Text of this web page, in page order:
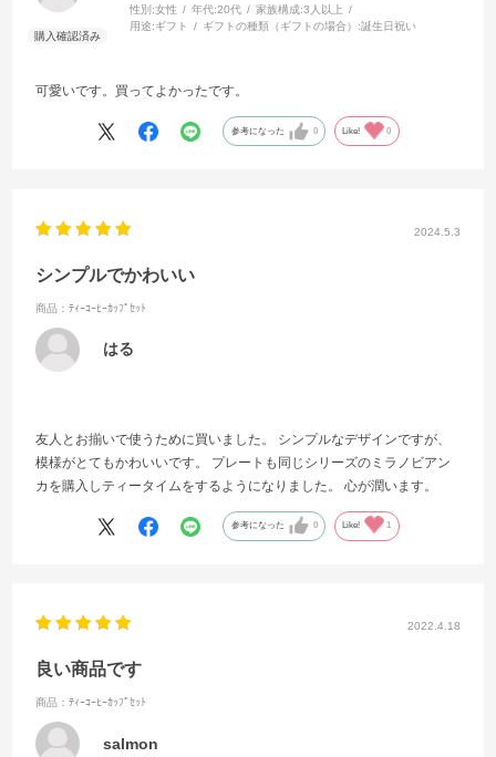
性別:女性 年代:20代 家族構成:3人以上
用途:ギフト ギフトの種類（ギフトの場合）:誕生日祝い
可愛いです。買ってよかったです。
参考になった 0 Like! 0
2024.5.3
シンプルでかわいい
商品：ﾃｨｰｺｰﾋｰｶｯﾌﾟｾｯﾄ
はる
友人とお揃いで使うために買いました。 シンプルなデザインですが、
模様がとてもかわいいです。 プレートも同じシリーズのミラノビアン
カを購入しティータイムをするようになりました。 心が潤います。
参考になった 0 Like! 1
2022.4.18
良い商品です
商品：ﾃｨｰｺｰﾋｰｶｯﾌﾟｾｯﾄ
salmon